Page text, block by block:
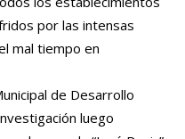
por las intensas
mal tiempo en
de Desarrollo
luego